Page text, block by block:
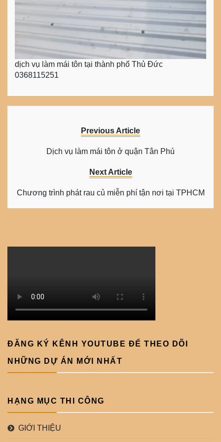
dịch vụ làm mái tôn tại thành phố Thủ Đức
0368115251
Previous Article
Dịch vụ làm mái tôn ở quận Tân Phú
Next Article
Chương trình phát rau củ miễn phí tận nơi tại TPHCM
ĐĂNG KÝ KÊNH YOUTUBE ĐỂ THEO DÕI
NHỮNG DỰ ÁN MỚI NHẤT
HẠNG MỤC THI CÔNG
GIỚI THIỆU